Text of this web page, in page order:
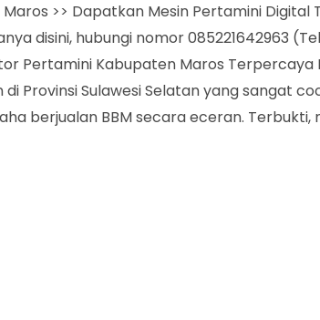
Maros
>> Dapatkan Mesin Pertamini Digital
disini, hubungi nomor 085221642963
Pertamini Kabupaten Maros Terpercaya
Provinsi Sulawesi Selatan yang sangat
berjualan BBM secara eceran. Terbukti,